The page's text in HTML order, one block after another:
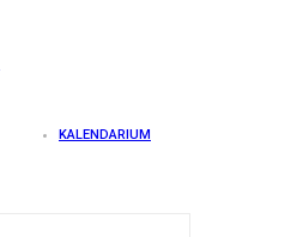
KALENDARIUM